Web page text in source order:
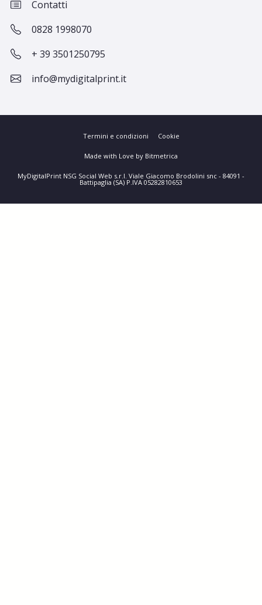
Contatti
0828 1998070
+ 39 3501250795
info@mydigitalprint.it
Termini e condizioni Cookie
Made with Love by Bitmetrica
MyDigitalPrint NSG Social Web s.r.l. Viale Giacomo Brodolini snc - 84091 -
Battipaglia (SA) P.IVA 05282810653